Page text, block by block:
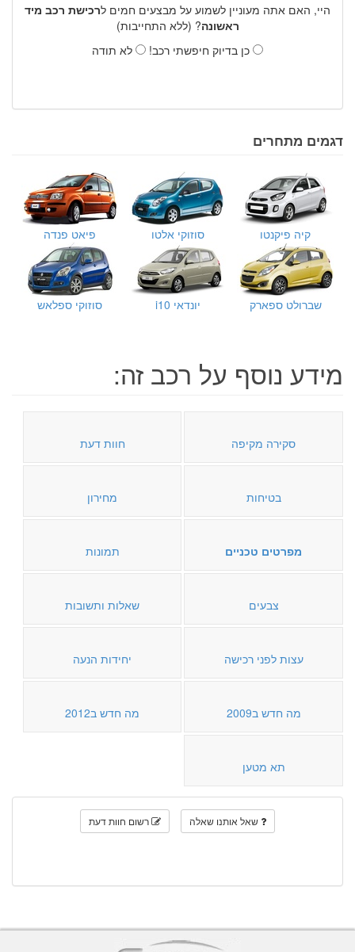
היי, האם אתה מעוניין לשמוע על מבצעים חמים לרכישת רכב מיד
ראשונה? (ללא התחייבות)
כן בדיוק חיפשתי רכב!
לא תודה
דגמים מתחרים
קיה פיקנטו סוזוקי אלטו פיאט פנדה
שברולט ספארק יונדאי i10 סוזוקי ספלאש
מידע נוסף על רכב זה:
סקירה מקיפה חוות דעת
בטיחות מחירון
מפרטים טכניים תמונות
צבעים שאלות ותשובות
עצות לפני רכישה יחידות הנעה
מה חדש ב2009 מה חדש ב2012
תא מטען
שאל אותנו שאלה רשום חוות דעת